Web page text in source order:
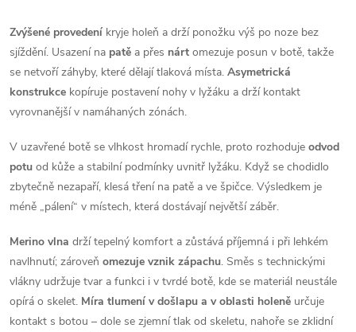
v
k
y
v
ý
p
i
s
u
Zvýšené provedení kryje holeň a drží ponožku výš po noze bez
sjíždění. Usazení na patě a přes nárt omezuje posun v botě, takže
se netvoří záhyby, které dělají tlaková místa. Asymetrická
konstrukce kopíruje postavení nohy v lyžáku a drží kontakt
vyrovnanější v namáhaných zónách.
V uzavřené botě se vlhkost hromadí rychle, proto rozhoduje odvod
potu od kůže a stabilní podmínky uvnitř lyžáku. Když se chodidlo
zbytečně nezapaří, klesá tření na patě a ve špičce. Výsledkem je
méně „pálení“ v místech, která dostávají největší záběr.
Merino vlna drží tepelný komfort a zůstává příjemná i při lehkém
navlhnutí; zároveň omezuje vznik zápachu. Směs s technickými
vlákny udržuje tvar a funkci i v tvrdé botě, kde se materiál neustále
opírá o skelet. Míra tlumení v došlapu a v oblasti holeně určuje
kontakt s botou – dole se zjemní tlak od skeletu, nahoře se zklidní